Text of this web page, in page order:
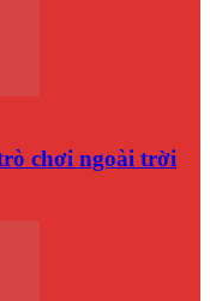
chơi ngoài trời